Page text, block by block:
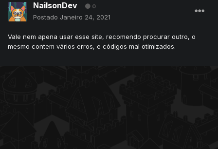
NailsonDev 0
Postado Janeiro 24, 2021
Vale nem apena usar esse site, recomendo procurar outro, o
mesmo contem vários erros, e códigos mal otimizados.